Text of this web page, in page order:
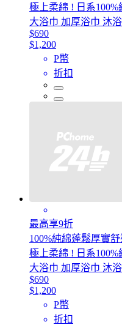
極上柔綿 ! 日系
大浴巾 加厚浴巾 沐
$690
$1,200
P幣
折扣
最高享9折
100%純綿蓬鬆厚實
極上柔綿 ! 日系
大浴巾 加厚浴巾 沐
$690
$1,200
P幣
折扣